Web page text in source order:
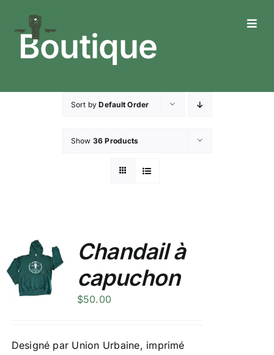
content
Who We Are
What We Do
What’s Happening
Boutique
Sort byDefault Order
Show 36 Products
Chandail à
capuchon
$50.00
Designé par Union Urbaine, imprimé